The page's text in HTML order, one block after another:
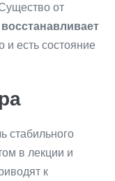
от
восстанавливает
и есть состояние
стабильного
в лекции и
к